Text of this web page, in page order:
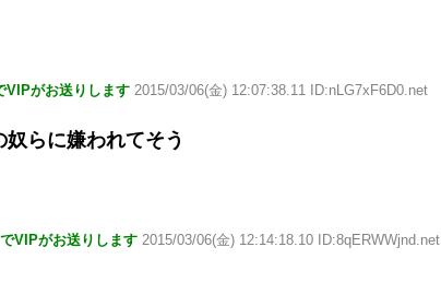
VIPがお送りします 2015/03/06(金) 12:07:38.11 ID:nLG7xF6D0.net
らに嫌われてそう
VIPがお送りします 2015/03/06(金) 12:14:18.10 ID:8qERWWjnd.net